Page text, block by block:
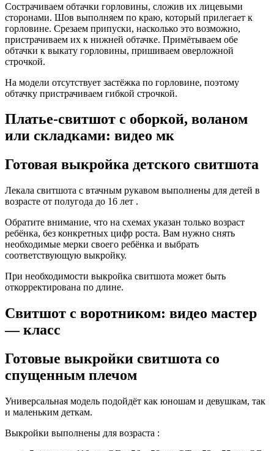
Сострачиваем обтачки горловины, сложив их лицевыми
сторонами. Шов выполняем по краю, который прилегает к
горловине. Срезаем припуски, насколько это возможно,
пристрачиваем их к нижней обтачке. Примётываем обе
обтачки к выкату горловины, пришиваем оверложной
строчкой.
На модели отсутствует застёжка по горловине, поэтому
обтачку пристрачиваем гибкой строчкой.
Платье-свитшот с оборкой, воланом
или складками: видео мк
Готовая выкройка детского свитшота
Лекала свитшота с втачным рукавом выполнены для детей в
возрасте от полугода до 16 лет .
Обратите внимание, что на схемах указан только возраст
ребёнка, без конкретных цифр роста. Вам нужно снять
необходимые мерки своего ребёнка и выбрать
соответствующую выкройку.
При необходимости выкройка свитшота может быть
откорректирована по длине.
Свитшот с воротником: видео мастер
— класс
Готовые выкройки свитшота со
спущенным плечом
Универсальная модель подойдёт как юношам и девушкам, так
и маленьким деткам.
Выкройки выполнены для возраста :